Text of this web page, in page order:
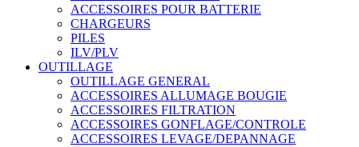
ACCESSOIRES POUR BATTERIE
CHARGEURS
PILES
ILV/PLV
OUTILLAGE
OUTILLAGE GENERAL
ACCESSOIRES ALLUMAGE BOUGIE
ACCESSOIRES FILTRATION
ACCESSOIRES GONFLAGE/CONTROLE
ACCESSOIRES LEVAGE/DEPANNAGE